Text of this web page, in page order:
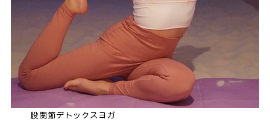
股関節デトックスヨガ